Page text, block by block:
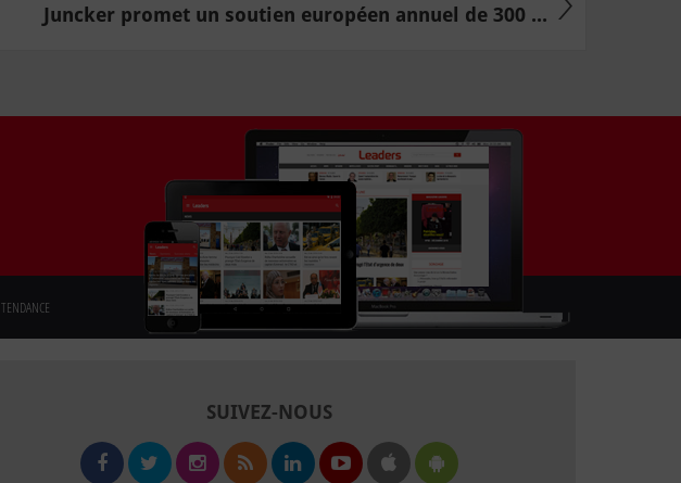
Juncker promet un soutien européen annuel de 300 ...
TENDANCE
SUIVEZ-NOUS